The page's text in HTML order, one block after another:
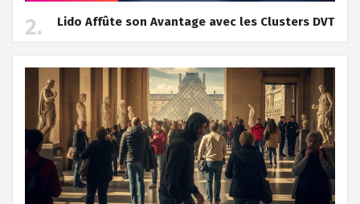
Lido Affûte son Avantage avec les Clusters DVT